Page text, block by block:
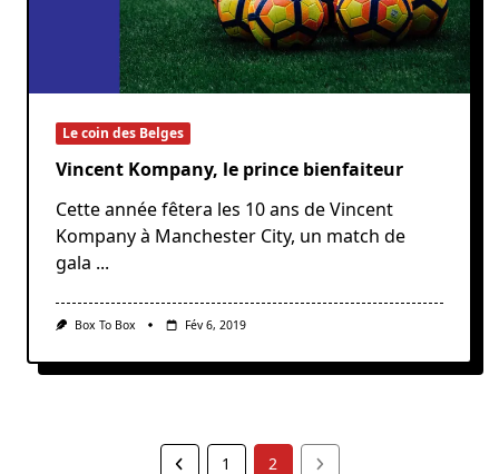
Le coin des Belges
Vincent Kompany, le prince bienfaiteur
Cette année fêtera les 10 ans de Vincent
Kompany à Manchester City, un match de
gala ...
Box To Box Fév 6, 2019
1 2